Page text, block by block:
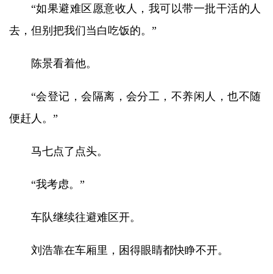
“如果避难区愿意收人，我可以带一批干活的人
去，但别把我们当白吃饭的。”
陈景看着他。
“会登记，会隔离，会分工，不养闲人，也不随
便赶人。”
马七点了点头。
“我考虑。”
车队继续往避难区开。
刘浩靠在车厢里，困得眼睛都快睁不开。